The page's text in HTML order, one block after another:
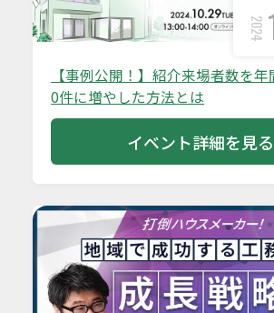
2024
【事例公開！】紹介来場者数を
0件に増やした方法とは
イベント詳細を見る